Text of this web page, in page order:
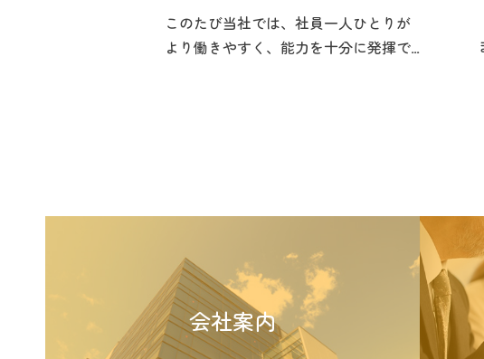
このたび当社では、社員一人ひとりが
より働きやすく、能力を十分に発揮で
50％以上にする。 労働時間の状況に関
会社案内